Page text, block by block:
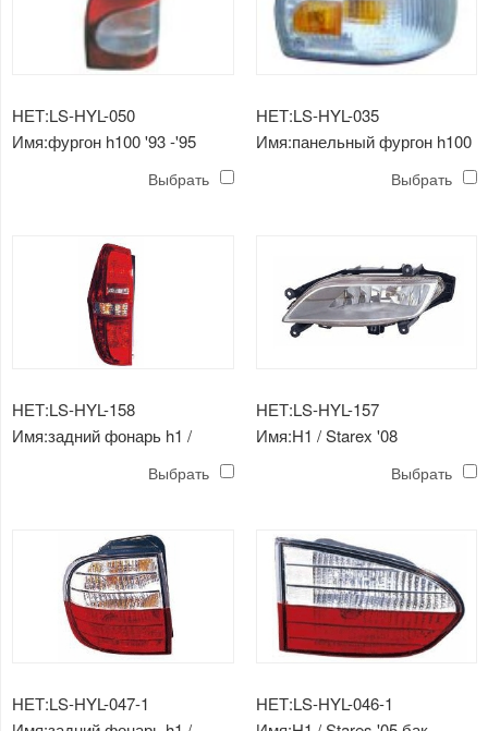
НЕТ:LS-HYL-050
Имя:фургон h100 '93 -'95
Выбрать
НЕТ:LS-HYL-035
Имя:панельный фургон h100
Выбрать
НЕТ:LS-HYL-158
Имя:задний фонарь h1 /
Выбрать
НЕТ:LS-HYL-157
Имя:H1 / Starex '08
Выбрать
НЕТ:LS-HYL-047-1
НЕТ:LS-HYL-046-1